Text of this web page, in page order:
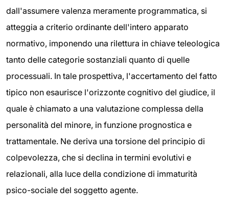
dall'assumere valenza meramente programmatica, si
atteggia a criterio ordinante dell'intero apparato
normativo, imponendo una rilettura in chiave teleologica
tanto delle categorie sostanziali quanto di quelle
processuali. In tale prospettiva, l'accertamento del fatto
tipico non esaurisce l'orizzonte cognitivo del giudice, il
quale è chiamato a una valutazione complessa della
personalità del minore, in funzione prognostica e
trattamentale. Ne deriva una torsione del principio di
colpevolezza, che si declina in termini evolutivi e
relazionali, alla luce della condizione di immaturità
psico-sociale del soggetto agente.